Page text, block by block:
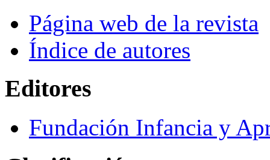
Página web de la revista
Índice de autores
Editores
Fundación Infancia y